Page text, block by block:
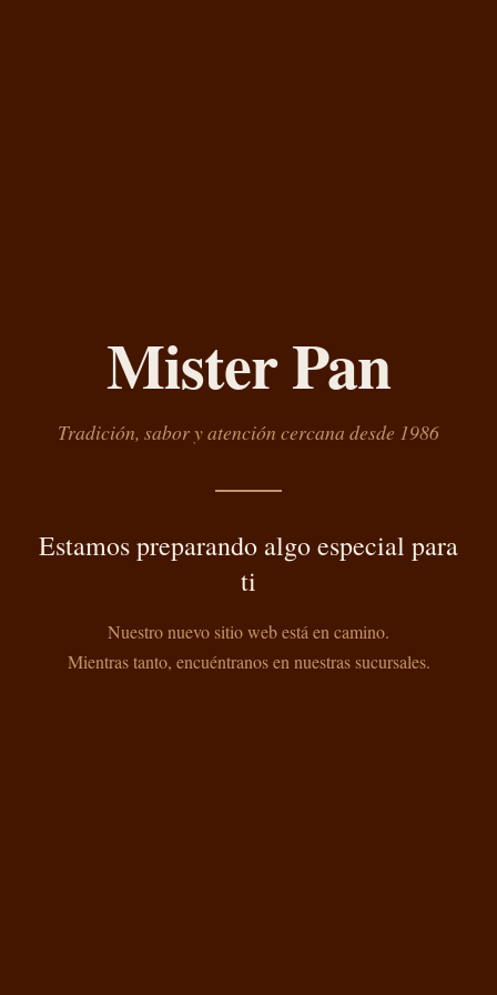
Mister Pan
Tradición, sabor y atención cercana desde 1986
Estamos preparando algo especial para
ti
Nuestro nuevo sitio web está en camino.
Mientras tanto, encuéntranos en nuestras sucursales.